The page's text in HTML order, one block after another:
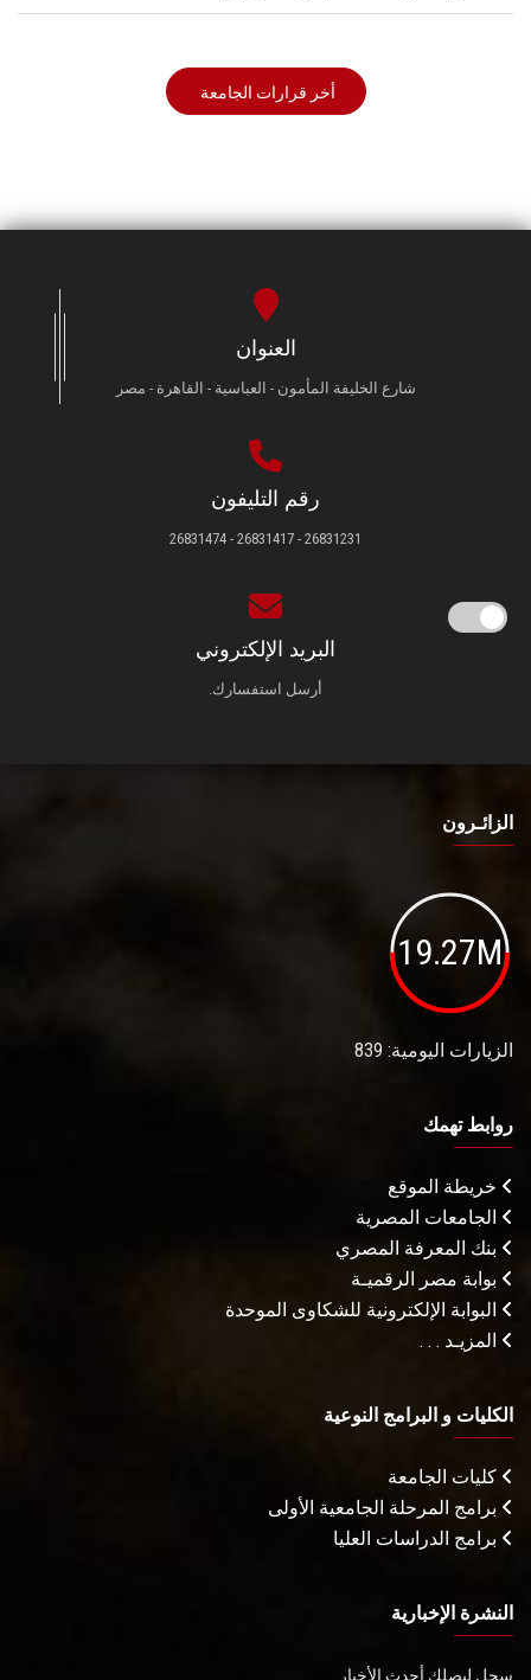
أخر قرارات الجامعة
العنوان
شارع الخليفة المأمون - العباسية - القاهرة - مصر
رقم التليفون
26831231 - 26831417 - 26831474
البريد الإلكتروني
أرسل استفسارك.
الزائـرون
19.27M
الزيارات اليومية: 839
روابط تهمك
خريطة الموقع
الجامعات المصرية
بنك المعرفة المصري
بوابة مصر الرقميـة
البوابة الإلكترونية للشكاوى الموحدة
المزيـد . . .
الكليات و البرامج النوعية
كليات الجامعة
برامج المرحلة الجامعية الأولى
برامج الدراسات العليا
النشرة الإخبارية
سجل ليصلك أحدث الأخبار